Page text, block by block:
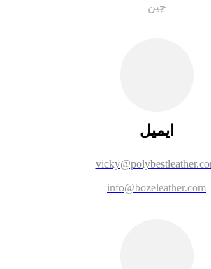
چین
ایمیل
info@bozeleather.com